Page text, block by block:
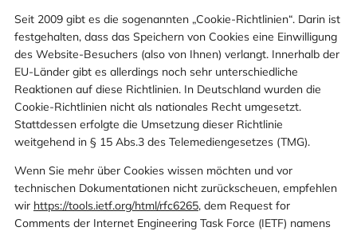
Seit 2009 gibt es die sogenannten „Cookie-Richtlinien“. Darin ist
festgehalten, dass das Speichern von Cookies eine Einwilligung
des Website-Besuchers (also von Ihnen) verlangt. Innerhalb der
EU-Länder gibt es allerdings noch sehr unterschiedliche
Reaktionen auf diese Richtlinien. In Deutschland wurden die
Cookie-Richtlinien nicht als nationales Recht umgesetzt.
Stattdessen erfolgte die Umsetzung dieser Richtlinie
weitgehend in § 15 Abs.3 des Telemediengesetzes (TMG).
Wenn Sie mehr über Cookies wissen möchten und vor
technischen Dokumentationen nicht zurückscheuen, empfehlen
wir https://tools.ietf.org/html/rfc6265, dem Request for
Comments der Internet Engineering Task Force (IETF) namens